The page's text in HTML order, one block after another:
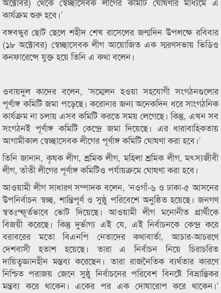
কার্যক্রম শুরু হবে।’
বঙ্গবন্ধুর ছোট ছেলে শহীদ শেখ রাসেলের জন্মদিন উপলক্ষে রবিবার
(১৮ অক্টোবর) স্বেচ্ছাসেবক লীগ আয়োজিত এক স্মরণসভায় ভিডিও
কনফারেন্সে যুক্ত হয়ে তিনি এ কথা বলেন।
ওবায়দুল কাদের বলেন, ‘সম্মেলন হওয়া সহযোগী সংগঠনগুলোর
পূর্ণাঙ্গ কমিটি জমা পড়েছে। করোনার জন্য অনেকদিন ধরে সাংগঠনিক
কার্যক্রম না চলায় এসব কমিটি করতে সময় লেগেছে। কিন্তু, এখন সব
সংগঠনই পূর্ণাঙ্গ কমিটি কেন্দ্রে জমা দিয়েছে। এর ধারাবাহিকতায়
আগামীকাল স্বেচ্ছাসেবক লীগের পূর্ণাঙ্গ কমিটি ঘোষণা করা হবে।’
তিনি জানান, কৃষক লীগ, শ্রমিক লীগ, মহিলা শ্রমিক লীগ, মৎস্যজীবী
লীগ, তাঁতী লীগের পূর্ণাঙ্গ কমিটিও পর্যায়ক্রমে ঘোষণা করা হবে।
আওয়ামী লীগ সাধারণ সম্পাদক বলেন, ‘নওগাঁ-৬ ও ঢাকা-৫ আসনের
উপনির্বাচন স্বচ্ছ, শান্তিপূর্ণ ও সুষ্ঠু পরিবেশে অনুষ্ঠিত হয়েছে। জনগণ
স্বতঃস্ফূর্তভাবে ভোট দিয়েছে। আওয়ামী লীগ মনোনীত প্রার্থীকে
বিজয়ী করেছে। কিন্তু দুর্ভাগ্য এই যে, এই নির্বাচনকে কেন্দ্র করে
বরাবরের মতো বিএনপি নেতাদের কথাবার্তা, আচার-আচরণে
দেশবাসী হতাশ হয়েছে। তারা এ নির্বাচন নিয়ে চিরাচরিত
দায়িত্বজ্ঞানহীন মন্তব্য করেছেন। তারা রাজনৈতিক ব্যর্থতার কারণে
নিশ্চিত পরাজয় জেনে সুষ্ঠু নির্বাচনের পরিবেশ বিনষ্টে বিভ্রান্তিকর
মন্তব্য করে থাকেন। একের পর এক দোষারোপ করে থাকেন।’